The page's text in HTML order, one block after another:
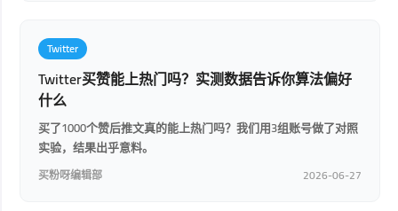
Twitter
Twitter买赞能上热门吗？实测数据告诉你算法偏好
什么
买了1000个赞后推文真的能上热门吗？我们用3组账号做了对照
实验，结果出乎意料。
买粉呀编辑部 2026-06-27